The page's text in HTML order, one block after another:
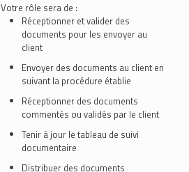
Votre rôle sera de :
Réceptionner et valider des
documents pour les envoyer au
client
Envoyer des documents au client en
suivant la procédure établie
Réceptionner des documents
commentés ou validés par le client
Tenir à jour le tableau de suivi
documentaire
Distribuer des documents